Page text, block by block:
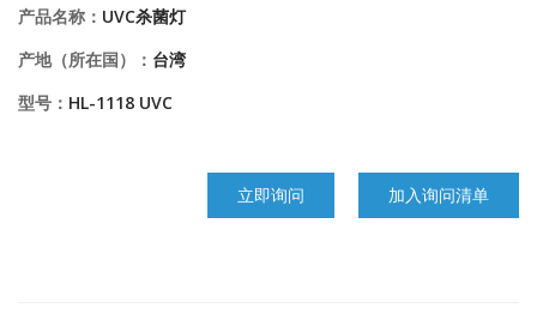
产品名称： UVC杀菌灯
产地（所在国）： 台湾
型号： HL-1118 UVC
立即询问 加入询问清单